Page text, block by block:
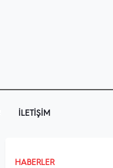
İLETIŞIM
HABERLER